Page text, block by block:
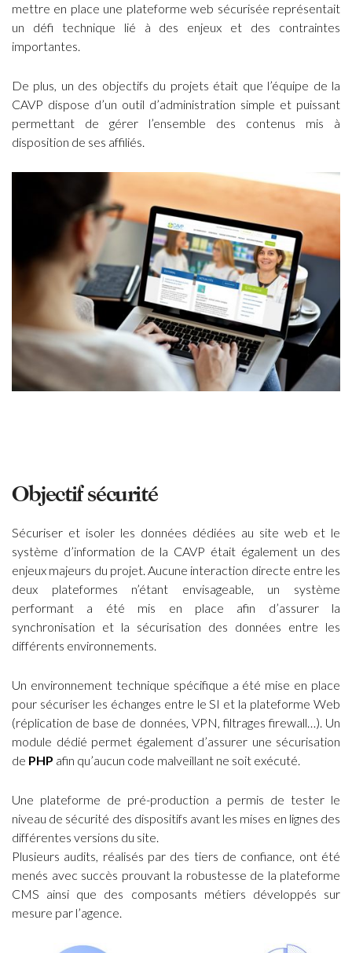
mettre en place une plateforme web sécurisée représentait
un défi technique lié à des enjeux et des contraintes
importantes.
De plus, un des objectifs du projets était que l’équipe de la
CAVP dispose d’un outil d’administration simple et puissant
permettant de gérer l’ensemble des contenus mis à
disposition de ses affiliés.
Objectif sécurité
Sécuriser et isoler les données dédiées au site web et le
système d’information de la CAVP était également un des
enjeux majeurs du projet. Aucune interaction directe entre les
deux plateformes n’étant envisageable, un système
performant a été mis en place afin d’assurer la
synchronisation et la sécurisation des données entre les
différents environnements.
Un environnement technique spécifique a été mise en place
pour sécuriser les échanges entre le SI et la plateforme Web
(réplication de base de données, VPN, filtrages firewall…). Un
module dédié permet également d’assurer une sécurisation
de PHP afin qu’aucun code malveillant ne soit exécuté.
Une plateforme de pré-production a permis de tester le
niveau de sécurité des dispositifs avant les mises en lignes des
différentes versions du site.
Plusieurs audits, réalisés par des tiers de confiance, ont été
menés avec succès prouvant la robustesse de la plateforme
CMS ainsi que des composants métiers développés sur
mesure par l’agence.